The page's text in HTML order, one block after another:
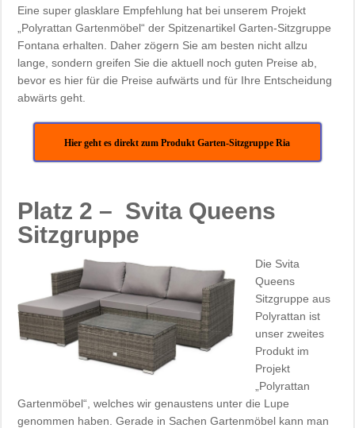
Eine super glasklare Empfehlung hat bei unserem Projekt
„Polyrattan Gartenmöbel“ der Spitzenartikel Garten-Sitzgruppe
Fontana erhalten. Daher zögern Sie am besten nicht allzu
lange, sondern greifen Sie die aktuell noch guten Preise ab,
bevor es hier für die Preise aufwärts und für Ihre Entscheidung
abwärts geht.
Hier geht es direkt zum Produkt Garten-Sitzgruppe Ria
Platz 2 – Svita Queens
Sitzgruppe
Die Svita
Queens
Sitzgruppe aus
Polyrattan ist
unser zweites
Produkt im
Projekt
„Polyrattan
Gartenmöbel“, welches wir genaustens unter die Lupe
genommen haben. Gerade in Sachen Gartenmöbel kann man